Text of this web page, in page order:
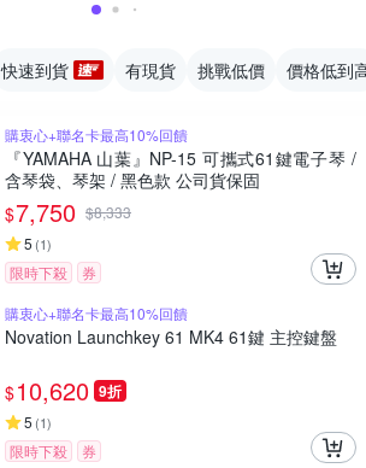
快速到貨 有現貨 挑戰低價 價格低到
購衷心+聯名卡最高10%回饋
『YAMAHA 山葉』NP-15 可攜式61鍵電子琴 /
含琴袋、琴架 / 黑色款 公司貨保固
$7,750 $8,333
5 (1)
限時下殺 券
購衷心+聯名卡最高10%回饋
Novation Launchkey 61 MK4 61鍵 主控鍵盤
$10,620 9折
5 (1)
限時下殺 券